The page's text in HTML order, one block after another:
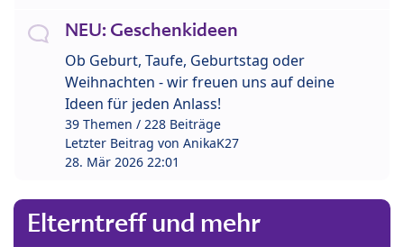
NEU: Geschenkideen
Ob Geburt, Taufe, Geburtstag oder
Weihnachten - wir freuen uns auf deine
Ideen für jeden Anlass!
39 Themen / 228 Beiträge
Letzter Beitrag von AnikaK27
28. Mär 2026 22:01
Elterntreff und mehr